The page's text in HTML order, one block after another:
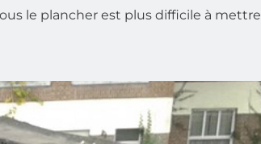
le plancher est plus difficile à mettre